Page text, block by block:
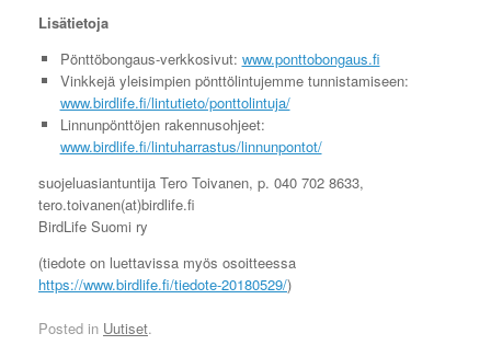
Lisätietoja
Pönttöbongaus-verkkosivut: www.ponttobongaus.fi
Vinkkejä yleisimpien pönttölintujemme tunnistamiseen:
www.birdlife.fi/lintutieto/ponttolintuja/
Linnunpönttöjen rakennusohjeet:
www.birdlife.fi/lintuharrastus/linnunpontot/
suojeluasiantuntija Tero Toivanen, p. 040 702 8633,
tero.toivanen(at)birdlife.fi
BirdLife Suomi ry
(tiedote on luettavissa myös osoitteessa
https://www.birdlife.fi/tiedote-20180529/)
Posted in Uutiset.